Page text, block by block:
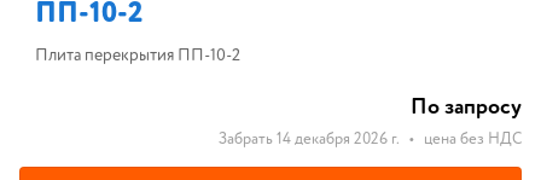
ПП-10-2
Плита перекрытия ПП-10-2
По запросу
Забрать 14 декабря 2026 г. • цена без НДС